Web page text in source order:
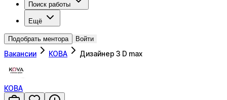
Поиск работы
Ещё
Подобрать ментора Войти
Вакансии КОВА Дизайнер 3 D max
КОВА